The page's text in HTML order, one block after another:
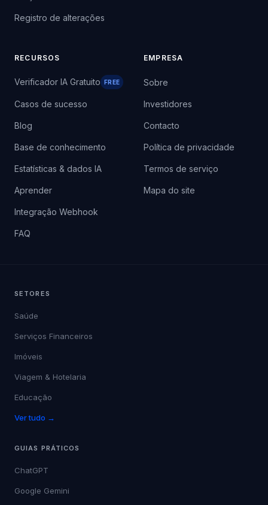
Registro de alterações
RECURSOS
Verificador IA Gratuito FREE
Casos de sucesso
Blog
Base de conhecimento
Estatísticas & dados IA
Aprender
Integração Webhook
FAQ
EMPRESA
Sobre
Investidores
Contacto
Política de privacidade
Termos de serviço
Mapa do site
SETORES
Saúde
Serviços Financeiros
Imóveis
Viagem & Hotelaria
Educação
Ver tudo →
GUIAS PRÁTICOS
ChatGPT
Google Gemini